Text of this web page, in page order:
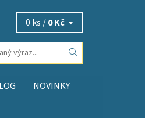
0 ks /0 Kč
NOVINKY